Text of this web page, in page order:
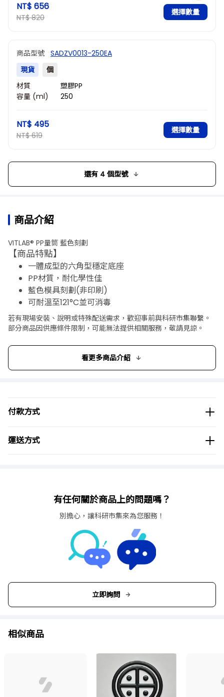
NT$ 656
NT$ 820
選擇數量
商品型號 SADZV0013-250EA
現貨
個
材質
塑膠PP
容量 (ml)
250
NT$ 495
NT$ 619
選擇數量
還有 4 個型號
商品介紹
VITLAB® PP量筒 藍色刻劃
【商品特點】
一體成型的六角型穩定底座
PP材質，耐化學性佳
藍色模具刻劃(非印刷)
可耐溫至121°C並可消毒
誤差值符合DIN 12681 / ISO 6706
【商品規格】
容量(ml)
646081 10 0.20 15
27
44
653081 2000 20.00
若有現場安裝、說明或特殊配送需求，歡迎事前與科研市集聯繫。
部分商品因供應條件限制，可能無法提供相關服務，敬請見諒。
看更多商品介紹
付款方式
運送方式
有任何關於商品上的問題嗎？
別擔心，讓科研市集來為您服務！
立即詢問
相似商品